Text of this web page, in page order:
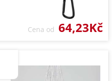
Cena od 64,23Kč